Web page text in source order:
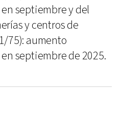
septiembre y del
y centros de
75): aumento
septiembre de 2025.